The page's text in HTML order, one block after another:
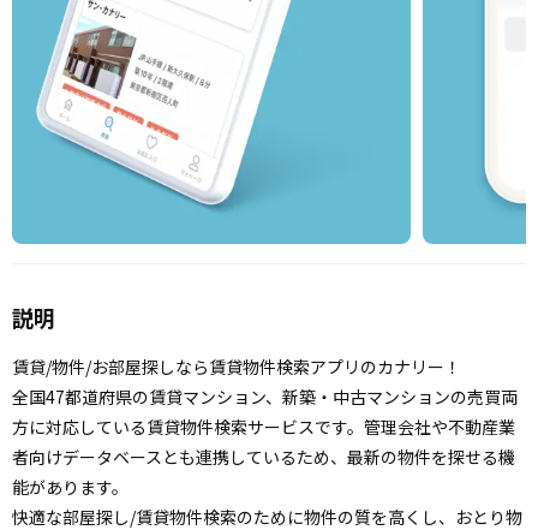
説明
賃貸/物件/お部屋探しなら賃貸物件検索アプリのカナリー！
全国47都道府県の賃貸マンション、新築・中古マンションの売買両
方に対応している賃貸物件検索サービスです。管理会社や不動産業
者向けデータベースとも連携しているため、最新の物件を探せる機
能があります。
快適な部屋探し/賃貸物件検索のために物件の質を高くし、おとり物